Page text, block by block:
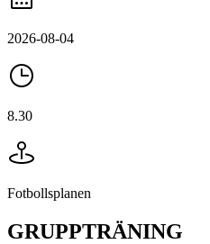
2026-08-04
8.30
Fotbollsplanen
GRUPPTRÄNING